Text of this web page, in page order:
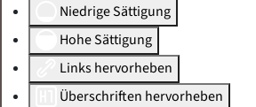
Niedrige Sättigung
Hohe Sättigung
Links hervorheben
Überschriften hervorheben